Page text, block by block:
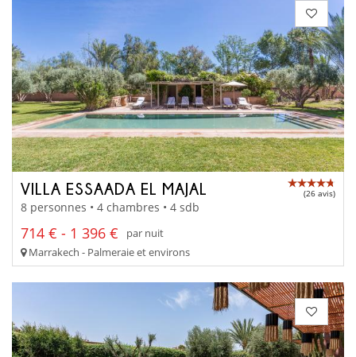
VILLA ESSAADA EL MAJAL (26 avis)
8 personnes • 4 chambres • 4 sdb
714 € - 1 396 €
par nuit
Marrakech - Palmeraie et environs